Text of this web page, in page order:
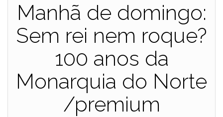
Manhã de domingo:
Sem rei nem roque?
100 anos da
Monarquia do Norte
/premium